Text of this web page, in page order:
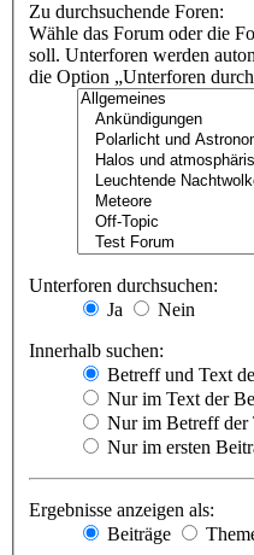
Zu durchsuchende Foren:
Wähle das Forum oder die
soll. Unterforen werden
die Option „Unterforen
Unterforen durchsuchen:
Ja
Nein
Innerhalb suchen:
Betreff und Text
Nur im Text der
Nur im Betreff der
Nur im ersten
Ergebnisse anzeigen als:
Beiträge